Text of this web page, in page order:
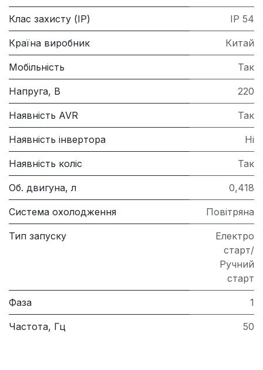
Клас захисту (IP) IP 54
Країна виробник Китай
Мобільність Так
Напруга, В 220
Наявність AVR Так
Наявність інвертора Ні
Наявність коліс Так
Об. двигуна, л 0,418
Система охолодження Повітряна
Тип запуску
Електро
старт/
Ручний
старт
Фаза 1
Частота, Гц 50